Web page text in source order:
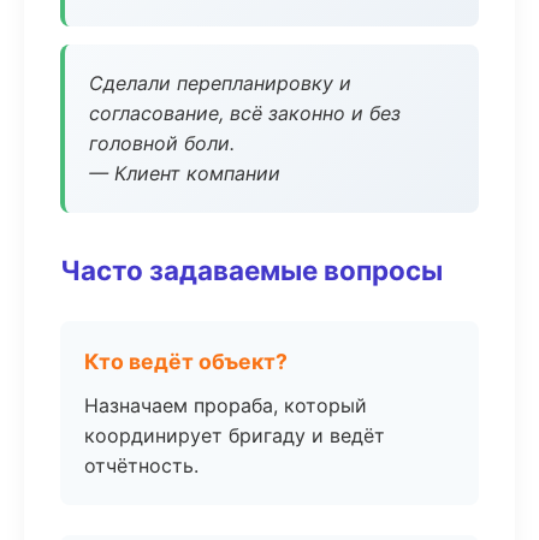
Сделали перепланировку и
согласование, всё законно и без
головной боли.
— Клиент компании
Часто задаваемые вопросы
Кто ведёт объект?
Назначаем прораба, который
координирует бригаду и ведёт
отчётность.